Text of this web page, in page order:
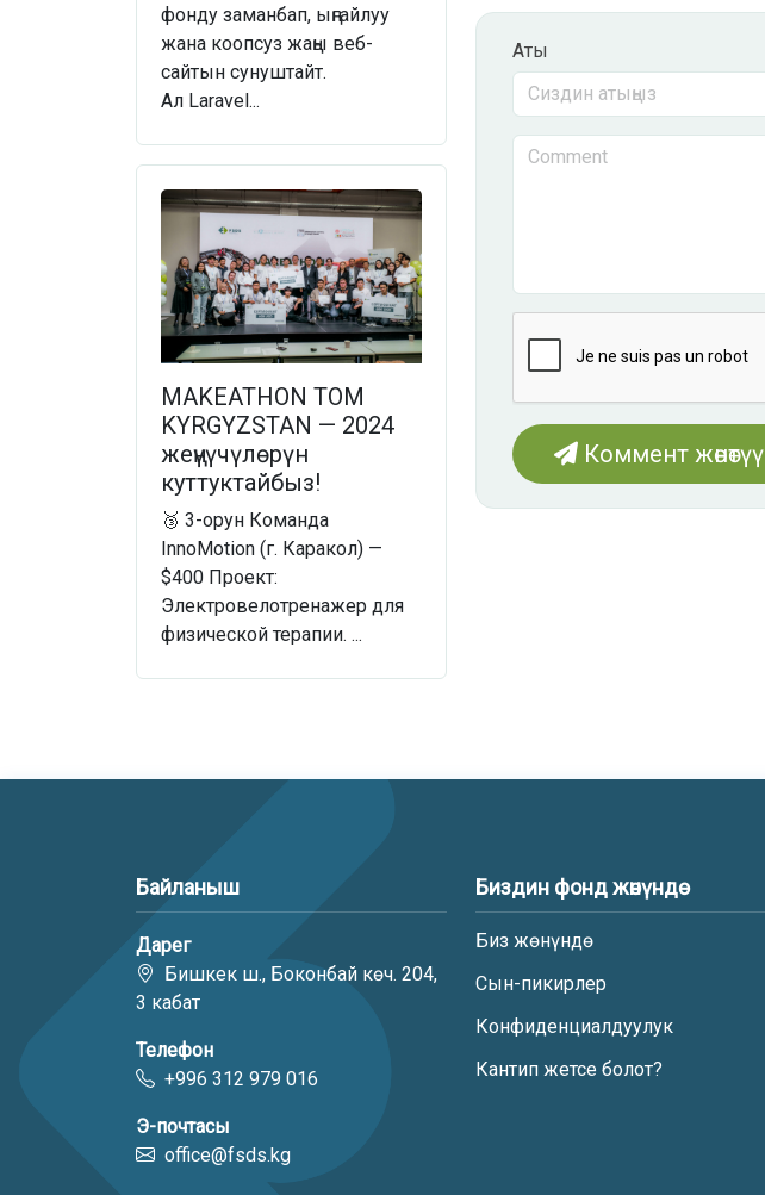
фонду заманбап, ыңгайлуу
жана коопсуз жаңы веб-
сайтын сунуштайт.
Ал Laravel...
MAKEATHON TOM
KYRGYZSTAN — 2024
жеңүүчүлөрүн
куттуктайбыз!
🥉 3-орун Команда
InnoMotion (г. Каракол) —
$400 Проект:
Электровелотренажер для
физической терапии. ...
Аты
Коммент жөнөтүү
Байланыш
Дарег
Бишкек ш., Боконбай көч. 204,
3 кабат
Телефон
+996 312 979 016
Э-почтасы
office@fsds.kg
Биздин фонд жөнүндө
Биз жөнүндө
Сын-пикирлер
Конфиденциалдуулук
Кантип жетсе болот?